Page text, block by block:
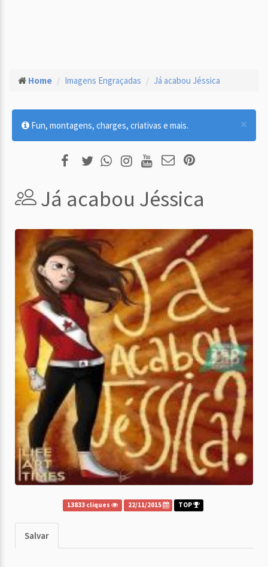
Home Imagens Engraçadas Já acabou Jéssica
×
Fun, montagens, charges, criativas e mais.
Já acabou Jéssica
13833 cliques 22/11/2015 TOP
Salvar